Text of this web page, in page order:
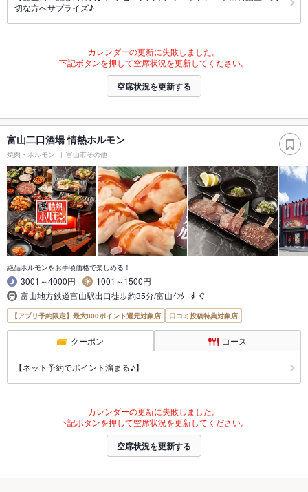
切な方へサプライズ♪
カレンダーの更新に失敗しました。
下記ボタンを押して空席状況を更新してください。
空席状況を更新する
富山二口酒場 情熱ホルモン
焼肉・ホルモン 富山市その他
絶品ホルモンをお手頃価格で楽しめる！
3001～4000円
1001～1500円
富山地方鉄道富山駅出口徒歩約35分/富山ｲﾝﾀｰすぐ
【アプリ予約限定】最大800ポイント還元対象店 口コミ投稿特典対象店
クーポン コース
【ネット予約でポイント溜まる♪】
カレンダーの更新に失敗しました。
下記ボタンを押して空席状況を更新してください。
空席状況を更新する